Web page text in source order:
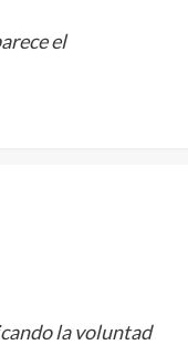
el
la voluntad